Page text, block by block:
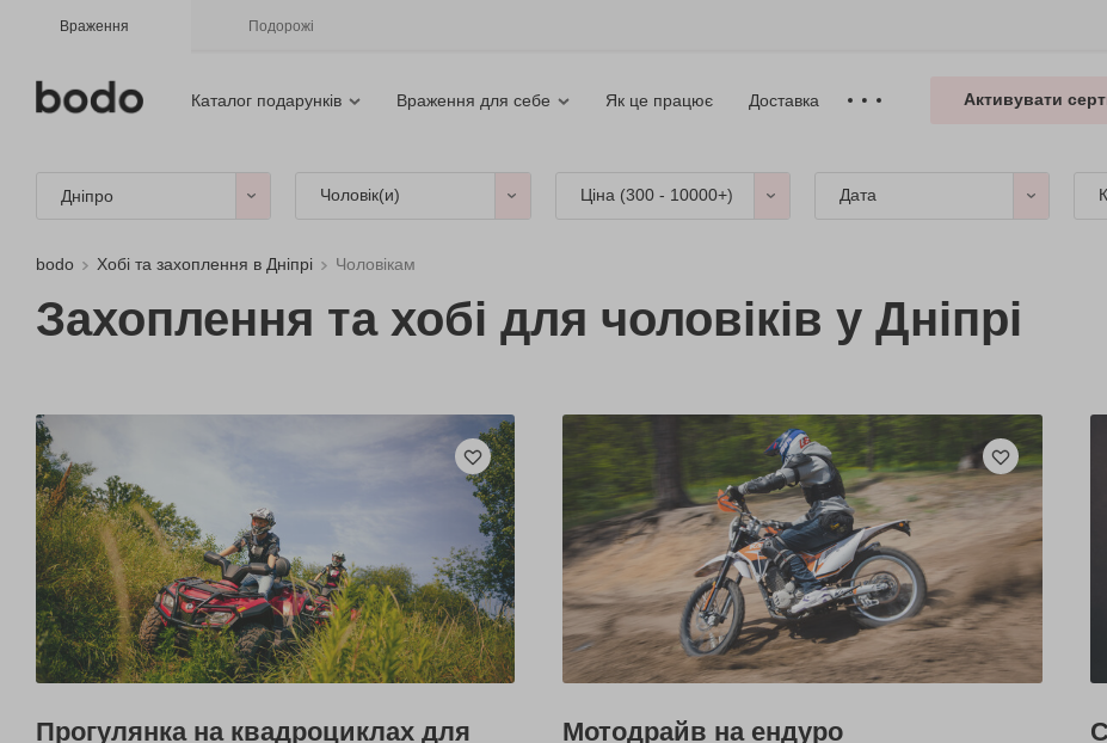
Враження Подорожі
Каталог подарунків Враження для себе Як це працює Доставка Активувати
Дніпро Чоловік(и) Ціна (300 - 10000+) Дата
bodo Хобі та захоплення в Дніпрі Чоловікам
Захоплення та хобі для чоловіків у Дніпрі
Прогулянка на квадроциклах для
Мотодрайв на ендуро